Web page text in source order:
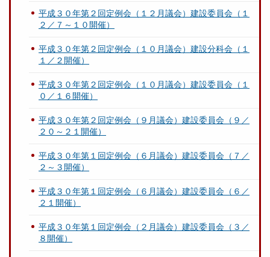
平成３０年第２回定例会（１２月議会）建設委員会（１
２／７～１０開催）
平成３０年第２回定例会（１０月議会）建設分科会（１
１／２開催）
平成３０年第２回定例会（１０月議会）建設委員会（１
０／１６開催）
平成３０年第２回定例会（９月議会）建設委員会（９／
２０～２１開催）
平成３０年第１回定例会（６月議会）建設委員会（７／
２～３開催）
平成３０年第１回定例会（６月議会）建設委員会（６／
２１開催）
平成３０年第１回定例会（２月議会）建設委員会（３／
８開催）